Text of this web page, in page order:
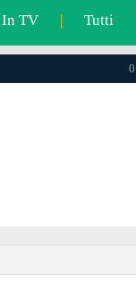
In TV | Tutti